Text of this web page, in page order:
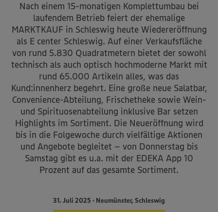
Nach einem 15-monatigen Komplettumbau bei
laufendem Betrieb feiert der ehemalige
MARKTKAUF in Schleswig heute Wiedereröffnung
als E center Schleswig. Auf einer Verkaufsfläche
von rund 5.830 Quadratmetern bietet der sowohl
technisch als auch optisch hochmoderne Markt mit
rund 65.000 Artikeln alles, was das
Kund:innenherz begehrt. Eine große neue Salatbar,
Convenience-Abteilung, Frischetheke sowie Wein-
und Spirituosenabteilung inklusive Bar setzen
Highlights im Sortiment. Die Neueröffnung wird
bis in die Folgewoche durch vielfältige Aktionen
und Angebote begleitet – von Donnerstag bis
Samstag gibt es u.a. mit der EDEKA App 10
Prozent auf das gesamte Sortiment.
31. Juli 2025 • Neumünster, Schleswig